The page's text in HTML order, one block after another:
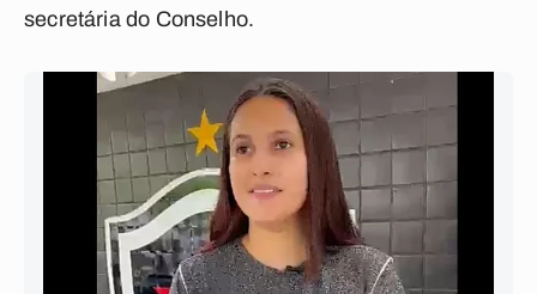
secretária do Conselho.